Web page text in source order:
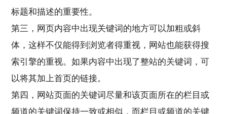
标题和描述的重要性。
第三，网页内容中出现关键词的地方可以加粗或斜
体，这样不仅能得到浏览者得重视，网站也能获得搜
索引擎的重视。如果内容中出现了整站的关键词，可
以将其加上首页的链接。
第四，网站页面的关键词尽量和该页面所在的栏目或
频道的关键词保持一致或相似，而栏目或频道的关键